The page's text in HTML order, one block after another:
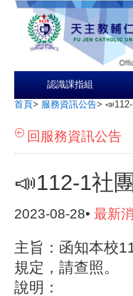
認識課指組
首頁> 服務資訊公告>
回服務資訊公告
📣112-1社
2023-08-28• 最新
主旨：函知本校
規定，請查照。
說明：